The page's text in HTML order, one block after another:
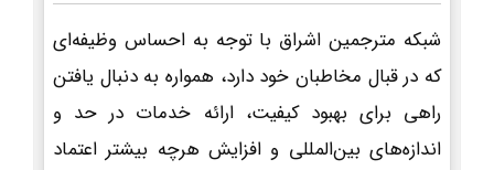
شبکه مترجمین اشراق با توجه به احساس وظیفه‌ای
که در قبال مخاطبان خود دارد، همواره به دنبال یافتن
راهی برای بهبود کیفیت، ارائه خدمات در حد و
اندازه‌های بین‌المللی و افزایش هرچه بیشتر اعتماد